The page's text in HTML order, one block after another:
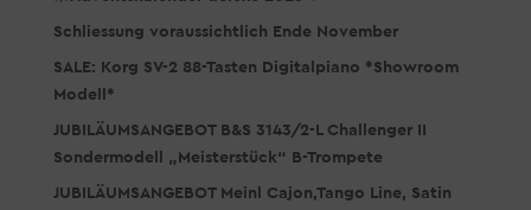
Schliessung voraussichtlich Ende November
SALE: Korg SV-2 88-Tasten Digitalpiano *Showroom
Modell*
JUBILÄUMSANGEBOT B&S 3143/2-L Challenger II
Sondermodell „Meisterstück“ B-Trompete
JUBILÄUMSANGEBOT Meinl Cajon,Tango Line, Satin